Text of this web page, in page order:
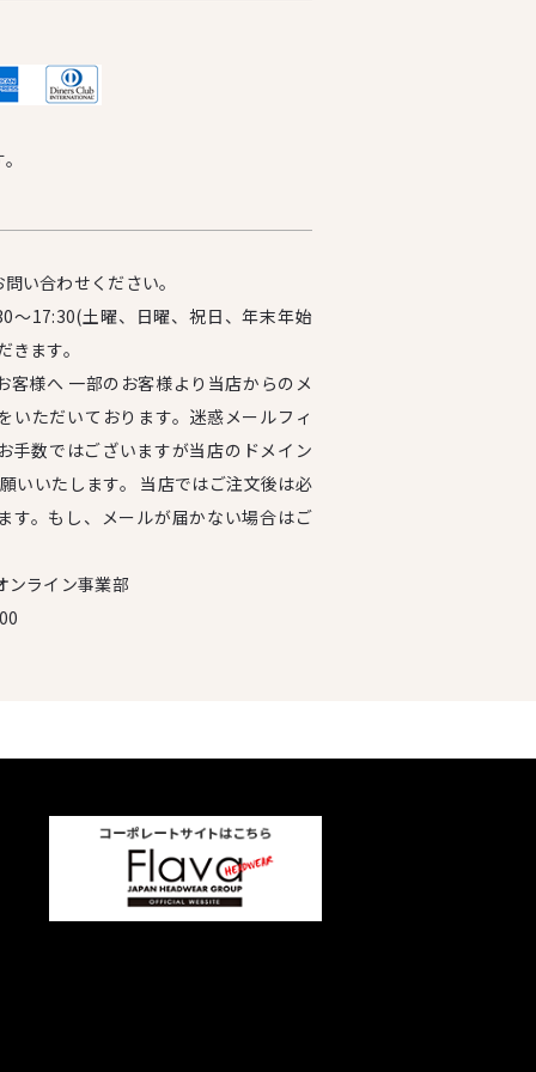
い合わせください。
～17:30(土曜、日曜、祝日、年末年始
ます。
客様へ 一部のお客様より当店からのメ
いただいております。迷惑メールフィ
手数ではございますが当店のドメイン
いいたします。 当店ではご注文後は必
す。もし、メールが届かない場合はご
ンライン事業部